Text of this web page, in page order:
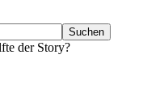
der Story?